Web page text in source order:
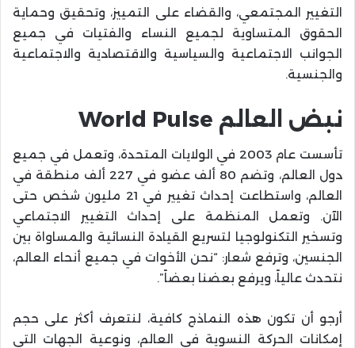
التغيير المجتمعي، والقضاء على التمييز، وتحقيق وحماية
الحقوق المتساوية لجميع النساء والفتيات في جميع
الجوانب الاجتماعية والسياسية والاقتصادية والاجتماعية
والجنسية.
نبض العالم World Pulse
تأسست عام 2003 في الولايات المتحدة، وتعمل في جميع
دول العالم، وتضم 80 ألف عضو في 227 ألف منطقة في
العالم، واستطاعت إحداث تغيير في 21 مليون شخص حتى
الآن. وتعمل المنظمة على إحداث التغيير الاجتماعي
وتسخير التكنولوجيا لتسريع القيادة النسائية والمساواة بين
الجنسين، وترفع شعار: “نحن الأخوات في جميع أنحاء العالم،
نتحدث عالياً، ويرفع بعضنا بعضاً”.
أرجو أن تكون هذه النماذج كافية، لنتعرف أكثر على حجم
إمكانات الحركة النسوية في العالم، ونوعية الجهات التي